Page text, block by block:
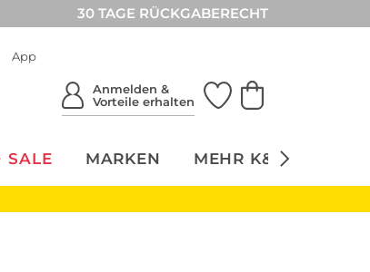
30 TAGE RÜCKGABERECHT
App
Anmelden &
Vorteile erhalten
SALE MARKEN MEHR K&Ö